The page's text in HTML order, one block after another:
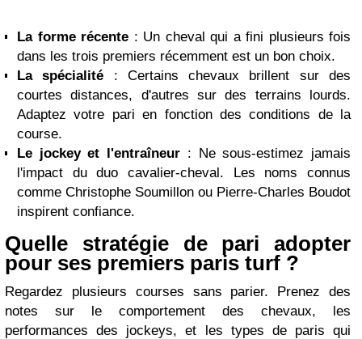
La forme récente : Un cheval qui a fini plusieurs fois
dans les trois premiers récemment est un bon choix.
La spécialité : Certains chevaux brillent sur des
courtes distances, d'autres sur des terrains lourds.
Adaptez votre pari en fonction des conditions de la
course.
Le jockey et l'entraîneur : Ne sous-estimez jamais
l'impact du duo cavalier-cheval. Les noms connus
comme Christophe Soumillon ou Pierre-Charles Boudot
inspirent confiance.
Quelle stratégie de pari adopter
pour ses premiers paris turf ?
Regardez plusieurs courses sans parier. Prenez des
notes sur le comportement des chevaux, les
performances des jockeys, et les types de paris qui